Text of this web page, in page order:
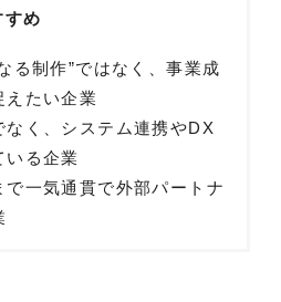
め
る制作”ではなく、事業成
えたい企業
なく、システム連携やDX
いる企業
一気通貫で外部パートナ